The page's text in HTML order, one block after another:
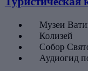
Музеи
Колизей
Собор
Аудиогид